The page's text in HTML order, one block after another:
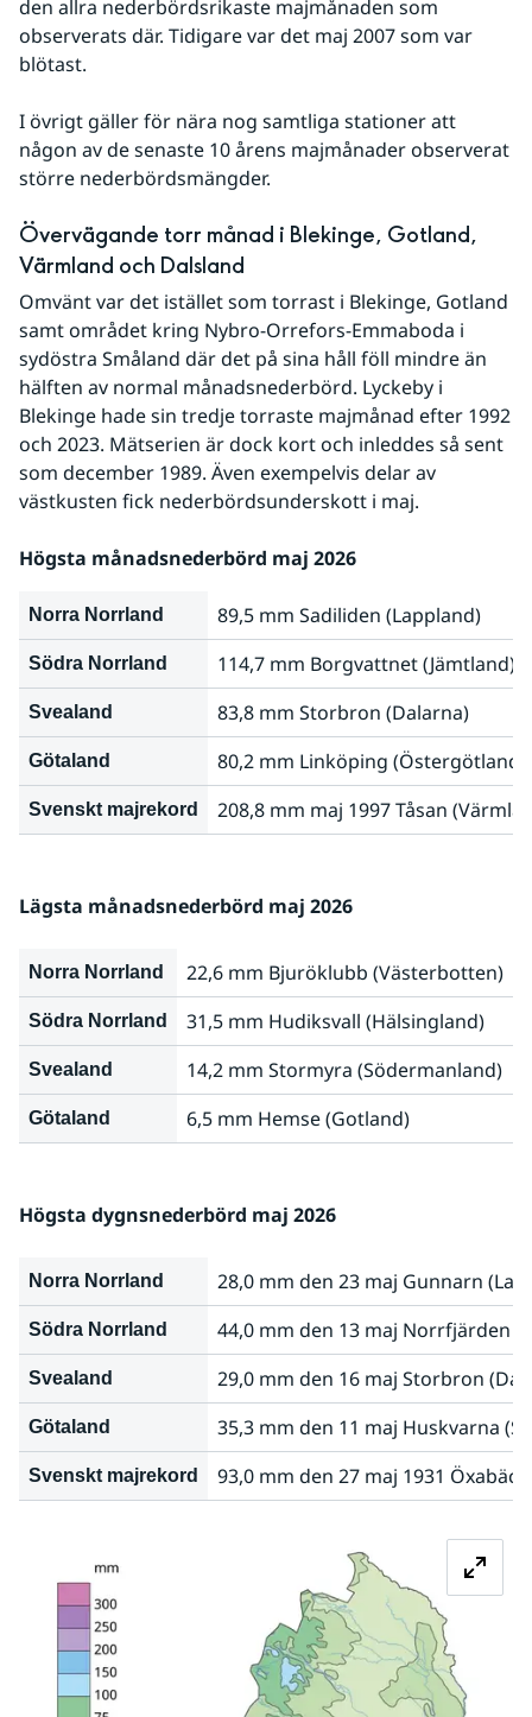
den allra nederbördsrikaste majmånaden som
observerats där. Tidigare var det maj 2007 som var
blötast.
I övrigt gäller för nära nog samtliga stationer att
någon av de senaste 10 årens majmånader observerat
större nederbördsmängder.
Övervägande torr månad i Blekinge, Gotland,
Värmland och Dalsland
Omvänt var det istället som torrast i Blekinge, Gotland
samt området kring Nybro-Orrefors-Emmaboda i
sydöstra Småland där det på sina håll föll mindre än
hälften av normal månadsnederbörd. Lyckeby i
Blekinge hade sin tredje torraste majmånad efter 1992
och 2023. Mätserien är dock kort och inleddes så sent
som december 1989. Även exempelvis delar av
västkusten fick nederbördsunderskott i maj.
Högsta månadsnederbörd maj 2026
Norra Norrland 89,5 mm Sadiliden (Lappland)
Södra Norrland 114,7 mm Borgvattnet (Jämtland)
Svealand 83,8 mm Storbron (Dalarna)
Götaland 80,2 mm Linköping (Östergötland)
Svenskt majrekord 208,8 mm maj 1997 Tåsan
Lägsta månadsnederbörd maj 2026
Norra Norrland 22,6 mm Bjuröklubb (Västerbotten)
Södra Norrland 31,5 mm Hudiksvall (Hälsingland)
Svealand 14,2 mm Stormyra (Södermanland)
Götaland 6,5 mm Hemse (Gotland)
Högsta dygnsnederbörd maj 2026
Norra Norrland 28,0 mm den 23 maj Gunnarn
Södra Norrland 44,0 mm den 13 maj Norrfjärden
Svealand 29,0 mm den 16 maj Storbron
Götaland 35,3 mm den 11 maj Huskvarna
Svenskt majrekord
93,0 mm den 27 maj 1931